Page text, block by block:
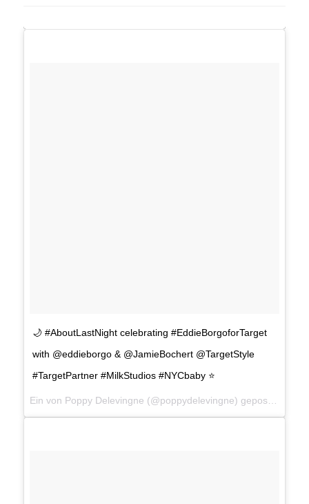
🌙 #AboutLastNight celebrating #EddieBorgoforTarget
with @eddieborgo & @JamieBochert @TargetStyle
#TargetPartner #MilkStudios #NYCbaby ⭐️